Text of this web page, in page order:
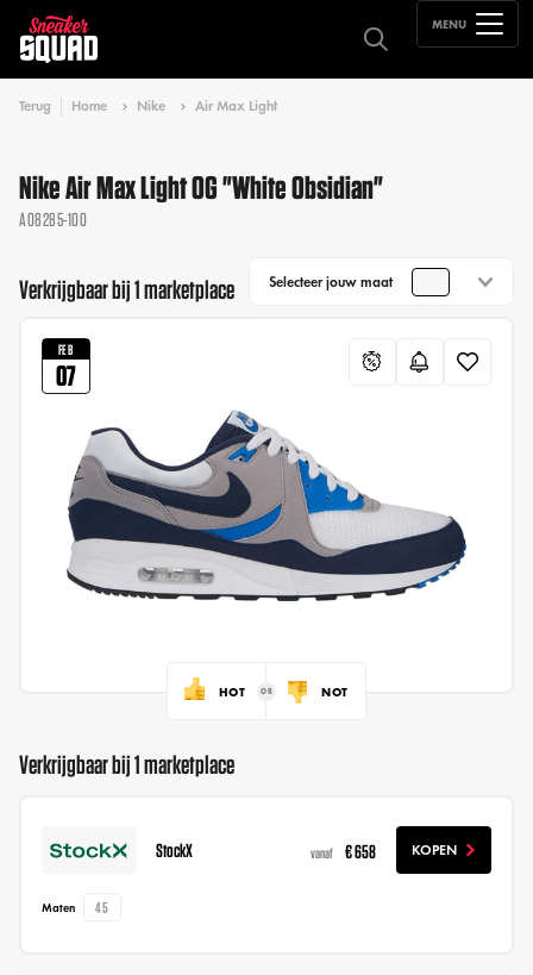
MENU
Terug Home Nike Air Max Light
Nike Air Max Light OG "White Obsidian"
AO8285-100
Verkrijgbaar bij 1 marketplace Selecteer jouw maat
FEB
07
HOT NOT
Verkrijgbaar bij 1 marketplace
StockX vanaf € 658 KOPEN
Maten 45